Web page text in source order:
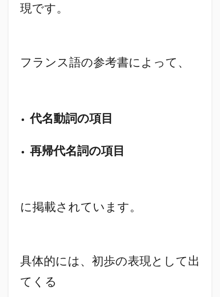
現です。
フランス語の参考書によって、
代名動詞の項目
再帰代名詞の項目
に掲載されています。
具体的には、初歩の表現として出
てくる